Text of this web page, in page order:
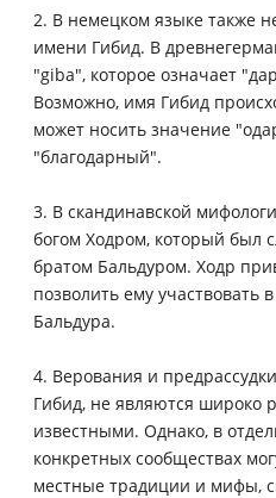
2. В немецком языке также
имени Гибид. В
"giba", которое означает
Возможно, имя Гибид
может носить значение
"благодарный".
3. В скандинавской
богом Ходром, который был
братом Бальдуром. Ходр
позволить ему участвовать
Бальдура.
4. Верования и
Гибид, не являются широко
известными. Однако, в
конкретных сообществах
местные традиции и мифы,